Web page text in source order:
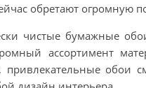
обретают огромную
чистые бумажные
ассортимент
привлекательные обои